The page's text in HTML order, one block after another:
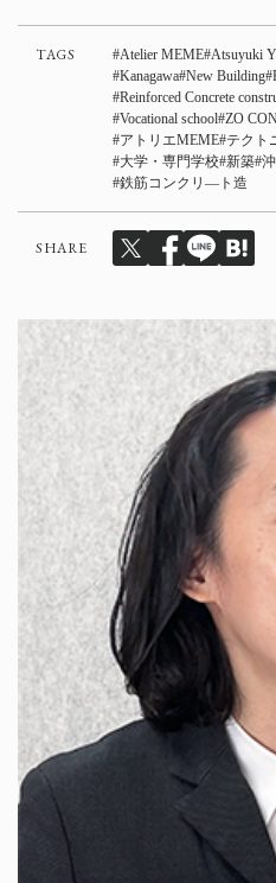
TAGS Atelier MEME Atsuyuki
Kanagawa New Building
Reinforced Concrete
Vocational school ZO
アトリエMEME テクト
大学・専門学校 新築
鉄筋コンクリ―ト造
SHARE